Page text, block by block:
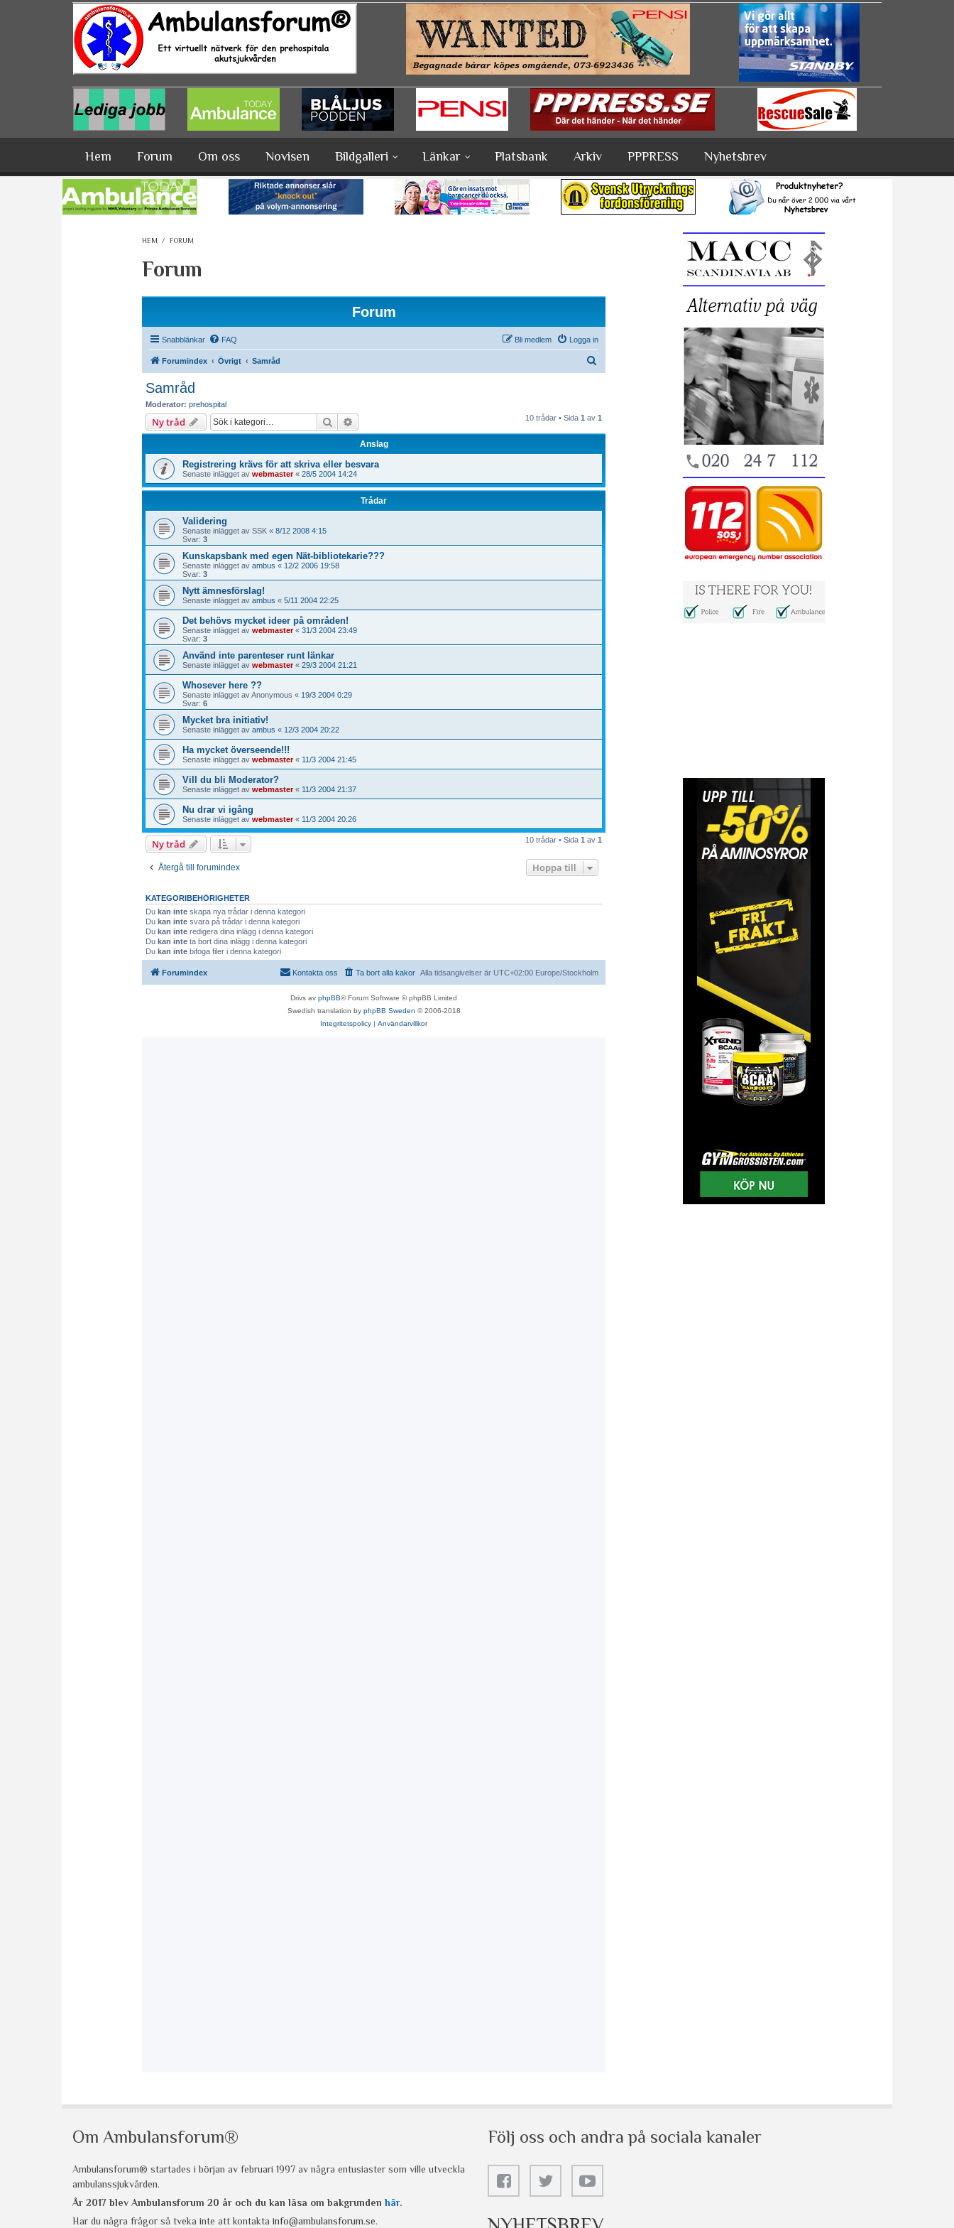
Hoppa till huvudinnehåll
Hem Forum Om oss Novisen Bildgalleri Länkar Platsbank Arkiv PPPRESS Nyhetsbrev
HEM / FORUM
Forum
Om Ambulansforum®
Ambulansforum® startades i början av februari 1997 av några entusiaster som ville utveckla
ambulanssjukvården.
År 2017 blev Ambulansforum 20 år och du kan läsa om bakgrunden här.
Har du några frågor så tveka inte att kontakta info@ambulansforum.se.
Följ oss och andra på sociala kanaler